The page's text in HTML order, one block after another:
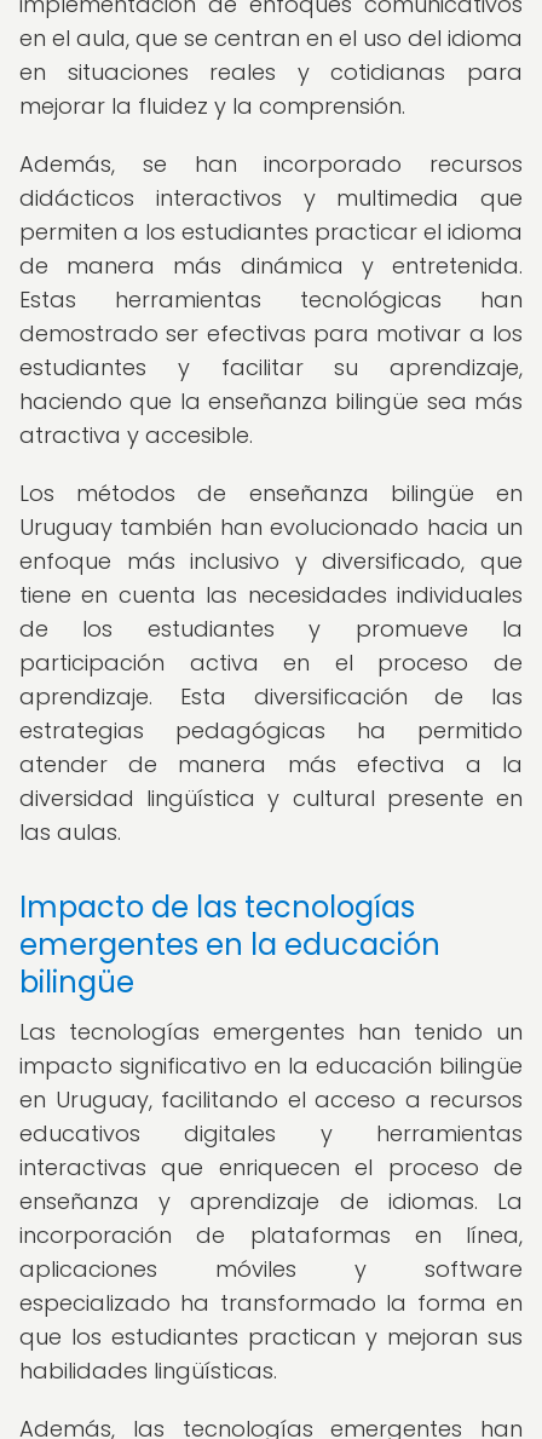
en el aula, que se centran en el uso del idioma
en situaciones reales y cotidianas para
mejorar la fluidez y la comprensión.
Además, se han incorporado recursos
didácticos interactivos y multimedia que
permiten a los estudiantes practicar el idioma
de manera más dinámica y entretenida.
Estas herramientas tecnológicas han
demostrado ser efectivas para motivar a los
estudiantes y facilitar su aprendizaje,
haciendo que la enseñanza bilingüe sea más
atractiva y accesible.
Los métodos de enseñanza bilingüe en
Uruguay también han evolucionado hacia un
enfoque más inclusivo y diversificado, que
tiene en cuenta las necesidades individuales
de los estudiantes y promueve la
participación activa en el proceso de
aprendizaje. Esta diversificación de las
estrategias pedagógicas ha permitido
atender de manera más efectiva a la
diversidad lingüística y cultural presente en
las aulas.
Impacto de las tecnologías
emergentes en la educación
bilingüe
Las tecnologías emergentes han tenido un
impacto significativo en la educación bilingüe
en Uruguay, facilitando el acceso a recursos
educativos digitales y herramientas
interactivas que enriquecen el proceso de
enseñanza y aprendizaje de idiomas. La
incorporación de plataformas en línea,
aplicaciones móviles y software
especializado ha transformado la forma en
que los estudiantes practican y mejoran sus
habilidades lingüísticas.
Además, las tecnologías emergentes han